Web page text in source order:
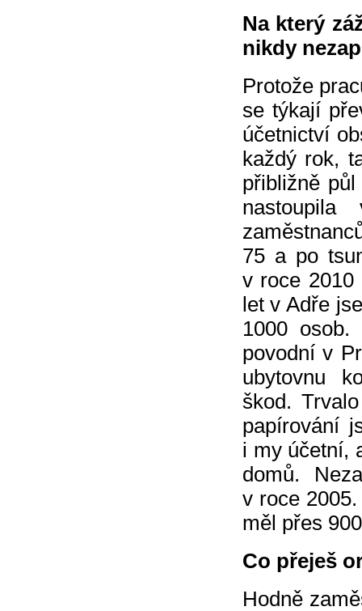
Na který
nikdy
Protože
se týkají
účetnictví
každý rok,
přibližně
75 a po
v roce 2010
let v Adře
1000 osob.
povodní v
ubytovnu
škod.
papírování
i my účetní,
domů.
v roce
měl přes
Co přeješ
Hodně